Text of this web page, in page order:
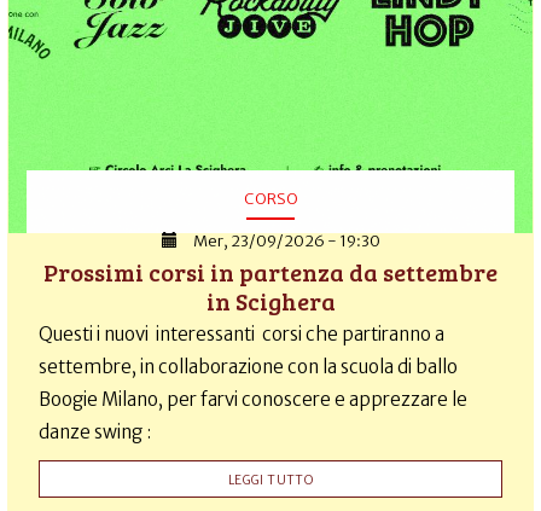
CORSO
Mer, 23/09/2026 - 19:30
Prossimi corsi in partenza da settembre
in Scighera
Questi i nuovi interessanti corsi che partiranno a
settembre, in collaborazione con la scuola di ballo
Boogie Milano, per farvi conoscere e apprezzare le
danze swing :
LEGGI TUTTO